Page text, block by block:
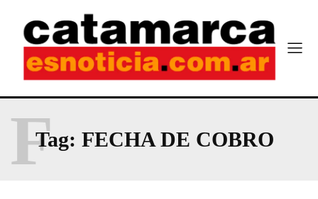
Tag: FECHA DE COBRO
F